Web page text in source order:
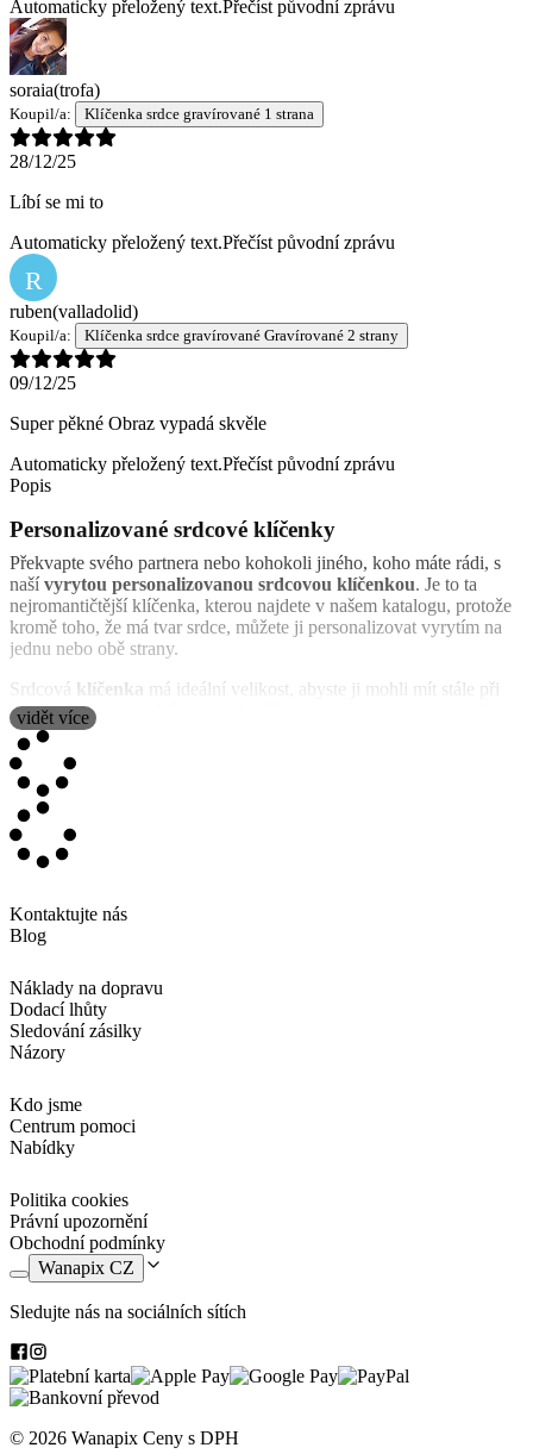
Automaticky přeložený text.Přečíst původní zprávu
soraia(trofa)
Koupil/a: Klíčenka srdce gravírované 1 strana
28/12/25
Líbí se mi to
Automaticky přeložený text.Přečíst původní zprávu
R
ruben(valladolid)
Koupil/a: Klíčenka srdce gravírované Gravírované 2 strany
09/12/25
Super pěkné Obraz vypadá skvěle
Automaticky přeložený text.Přečíst původní zprávu
Popis
Personalizované srdcové klíčenky
Překvapte svého partnera nebo kohokoli jiného, koho máte rádi, s
našívyrytou personalizovanou srdcovou klíčenkou. Je to ta
nejromantičtější klíčenka, kterou najdete v našem katalogu, protože
kromě toho, že má tvar srdce, můžete ji personalizovat vyrytím na
jednu nebo obě strany.
Srdcová klíčenka má ideální velikost, abyste ji mohli mít stále při
sobě a snadno najít klíče. Na ní můžete vyrytím zaznamenat cokoli
od fotografie po romantický text. Stačí si vybrat, jaký druh vyrytí
chcete (na jednu nebo obě strany) a poté vytvořit tu nejkrásnější
personalizaci.
Výsledek je velmi elegantní, proto doporučujeme tyto detaily při
nejromantičtějších příležitostech, abyste potěšili a překvapili svého
partnera: na Valentýna, výročí nebo narozeniny a další. Začněte
vidět více
Kontaktujte nás
Blog
Náklady na dopravu
Dodací lhůty
Sledování zásilky
Názory
Kdo jsme
Centrum pomoci
Nabídky
Politika cookies
Právní upozornění
Obchodní podmínky
Wanapix CZ
Sledujte nás na sociálních sítích
© 2026 Wanapix Ceny s DPH